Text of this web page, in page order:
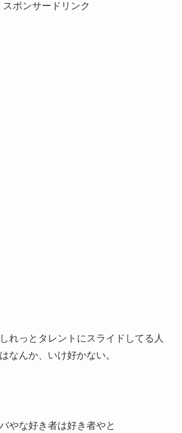
スポンサードリンク
れっとタレントにスライドしてる人
なんか、いけ好かない。
やな好き者は好き者やと